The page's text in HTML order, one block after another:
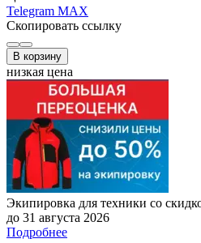
Telegram MAX
Скопировать ссылку
В корзину
низкая цена
Экипировка для техники со
до 31 августа 2026
Подробнее